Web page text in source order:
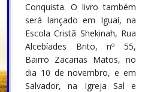
Conquista. O livro também
será lançado em Iguaí, na
Escola Cristã Shekinah, Rua
Alcebíades Brito, nº 55,
Bairro Zacarias Matos, no
dia 10 de novembro, e em
Salvador, na Igreja Sal e